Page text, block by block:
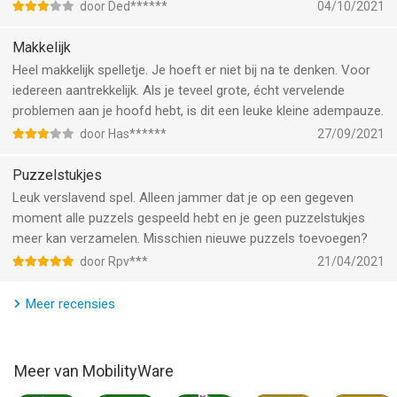
Renewal prices are US$1.99 per month, US$4.99 per every three
months, or US$14.99 per year. The subscriber's iTunes Account
will be charged for a renewal in the last 24 hours of the current
period. Purchasers can manage their subscription and turn off
automatic renewal in their Account Settings.
renewal at least 24 hours before the end of the current period.
A subscription cannot be cancelled in the middle of its term.
Please see our privacy policy at
http://mobilityware.com/privacy-policy.php
Please see our Terms of Service at
Questions or comments? We want to know! Email us at
door Ded****** 04/10/2021
Makkelijk
Heel makkelijk spelletje. Je hoeft er niet bij na te denken. Voor
iedereen aantrekkelijk. Als je teveel grote, écht vervelende
problemen aan je hoofd hebt, is dit een leuke kleine adempauze.
door Has****** 27/09/2021
Puzzelstukjes
Leuk verslavend spel. Alleen jammer dat je op een gegeven
moment alle puzzels gespeeld hebt en je geen puzzelstukjes
meer kan verzamelen. Misschien nieuwe puzzels toevoegen?
door Rpv*** 21/04/2021
Meer recensies
Meer van MobilityWare